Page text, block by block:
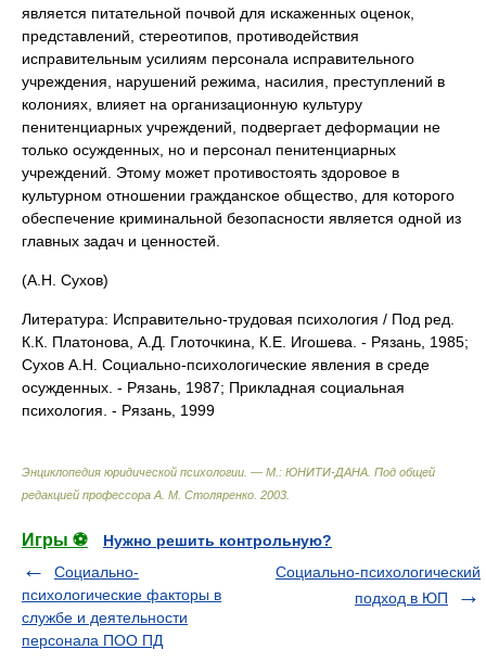
является питательной почвой для искаженных оценок,
представлений, стереотипов, противодействия
исправительным усилиям персонала исправительного
учреждения, нарушений режима, насилия, преступлений в
колониях, влияет на организационную культуру
пенитенциарных учреждений, подвергает деформации не
только осужденных, но и персонал пенитенциарных
учреждений. Этому может противостоять здоровое в
культурном отношении гражданское общество, для которого
обеспечение криминальной безопасности является одной из
главных задач и ценностей.
(А.Н. Сухов)
Литература: Исправительно-трудовая психология / Под ред.
К.К. Платонова, А.Д. Глоточкина, К.Е. Игошева. - Рязань, 1985;
Сухов А.Н. Социально-психологические явления в среде
осужденных. - Рязань, 1987; Прикладная социальная
психология. - Рязань, 1999
Энциклопедия юридической психологии. — М.: ЮНИТИ-ДАНА Под общей
редакцией профессора А. М. Столяренко 2003
Игры ⚽
Нужно решить контрольную?
Социально-
психологические факторы в
службе и деятельности
персонала ПОО ПД
Социально-психологический
подход в ЮП